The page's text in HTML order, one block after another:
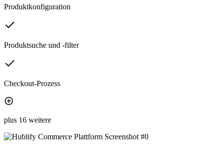
Produktkonfiguration
Produktsuche und -filter
Checkout-Prozess
plus 16 weitere